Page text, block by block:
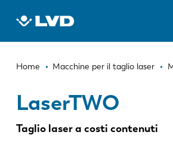
Briciole
pane
Home Macchine per il taglio laser
LaserTWO
Taglio laser a costi contenuti
LASERTWO
MACCHINE PER IL TAGLIO LASER